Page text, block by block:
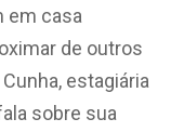
em casa
de outros
Cunha, estagiária
sobre sua